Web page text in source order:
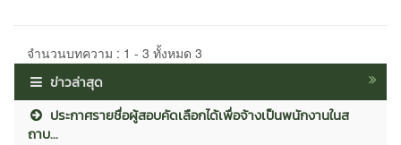
จำนวนบทความ : 1 - 3 ทั้งหมด 3
ข่าวล่าสุด
ประกาศรายชื่อผู้สอบคัดเลือกได้เพื่อจ้างเป็นพนักงานในส
ถาบ...